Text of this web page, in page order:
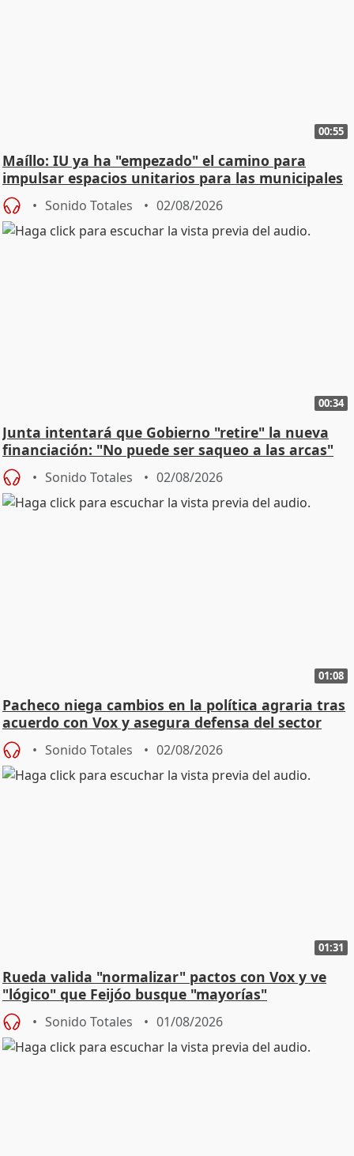
00:55
Maíllo: IU ya ha "empezado" el camino para
impulsar espacios unitarios para las municipales
Sonido Totales 02/08/2026
00:34
Junta intentará que Gobierno "retire" la nueva
financiación: "No puede ser saqueo a las arcas"
Sonido Totales 02/08/2026
01:08
Pacheco niega cambios en la política agraria tras
acuerdo con Vox y asegura defensa del sector
Sonido Totales 02/08/2026
01:31
Rueda valida "normalizar" pactos con Vox y ve
"lógico" que Feijóo busque "mayorías"
Sonido Totales 01/08/2026